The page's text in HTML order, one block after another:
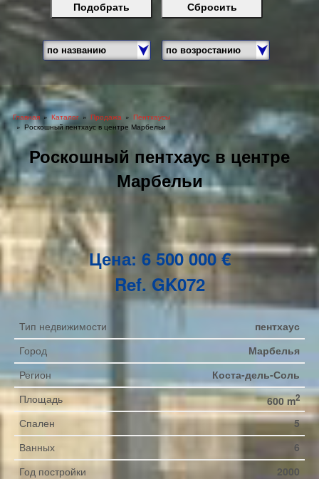
Подобрать Сбросить
Главная Каталог Продажа
Пентхаусы
Роскошный пентхаус в центре Марбельи
Роскошный пентхаус в центре
Марбельи
Цена: 6 500 000 €
Ref. GK072
Тип недвижимости
пентхаус
Город
Марбелья
Регион
Коста-дель-Соль
Площадь
600 m2
Спален
5
Ванных
6
Год постройки
2000